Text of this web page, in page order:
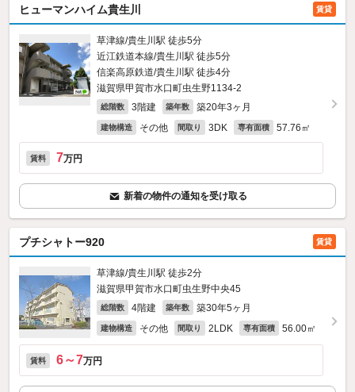
ヒューマンハイム貴生川 賃貸
草津線/貴生川駅 徒歩5分
近江鉄道本線/貴生川駅 徒歩5分
信楽高原鉄道/貴生川駅 徒歩4分
滋賀県甲賀市水口町虫生野1134‐2
総階数 3階建 築年数 築20年3ヶ月
建物構造 その他 間取り 3DK 専有面積 57.76㎡
賃料 7万円
新着の物件の通知を受け取る
プチシャトー920 賃貸
草津線/貴生川駅 徒歩2分
滋賀県甲賀市水口町虫生野中央45
総階数 4階建 築年数 築30年5ヶ月
建物構造 その他 間取り 2LDK 専有面積 56.00㎡
賃料 6～7万円